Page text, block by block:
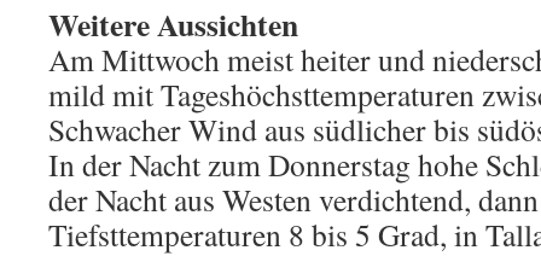
Weitere Aussichten
Am Mittwoch meist heiter und
mild mit Tageshöchsttemperaturen
Schwacher Wind aus südlicher bis
In der Nacht zum Donnerstag hohe
der Nacht aus Westen verdichtend,
Tiefsttemperaturen 8 bis 5 Grad, in